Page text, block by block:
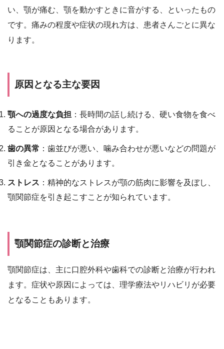
い、顎が痛む、顎を動かすときに音がする、といったもの
です。痛みの程度や症状の現れ方は、患者さんごとに異な
ります。
原因となる主な要因
顎への過度な負担 ：長時間の話し続ける、硬い食物を食べ
ることが原因となる場合があります。
歯の異常 ：歯並びが悪い、噛み合わせが悪いなどの問題が
引き金となることがあります。
ストレス ：精神的なストレスが顎の筋肉に影響を及ぼし、
顎関節症を引き起こすことが知られています。
顎関節症の診断と治療
顎関節症は、主に口腔外科や歯科での診断と治療が行われ
ます。症状や原因によっては、理学療法やリハビリが必要
となることもあります。